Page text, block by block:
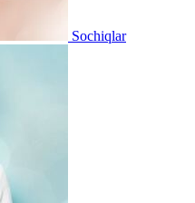
Sochiqlar